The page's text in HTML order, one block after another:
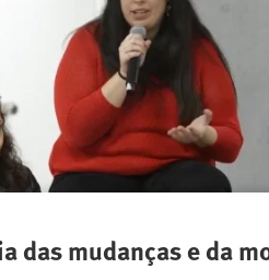
das mudanças e da